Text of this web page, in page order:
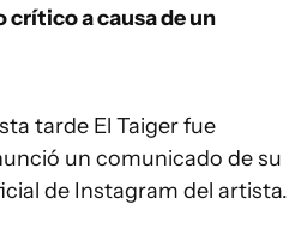
crítico a causa de un
tarde El Taiger fue
un comunicado de su
de Instagram del artista.